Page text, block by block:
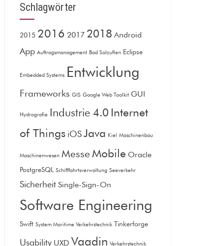
Schlagwörter
2015 2016 2017 2018 Android
App Auftragsmanagement Bad Salzuflen Eclipse
Embedded Systems Entwicklung
Frameworks GIS Google Web Toolkit GUI
Hydrografie Industrie 4.0 Internet
of Things iOS Java Kiel Maschinenbau
Maschinenwesen Messe Mobile Oracle
PostgreSQL Schifffahrtsverwaltung Seeverkehr
Sicherheit Single-Sign-On
Software Engineering
Swift System Maritime Verkehrstechnik Tinkerforge
Usability UXD Vaadin Verkehrstechnik